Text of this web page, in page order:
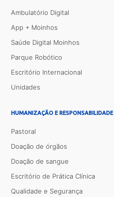
Ambulatório Digital
App + Moinhos
Saúde Digital Moinhos
Parque Robótico
Escritório Internacional
Unidades
HUMANIZAÇÃO E RESPONSABILIDADE
Pastoral
Doação de órgãos
Doação de sangue
Escritório de Prática Clínica
Qualidade e Segurança